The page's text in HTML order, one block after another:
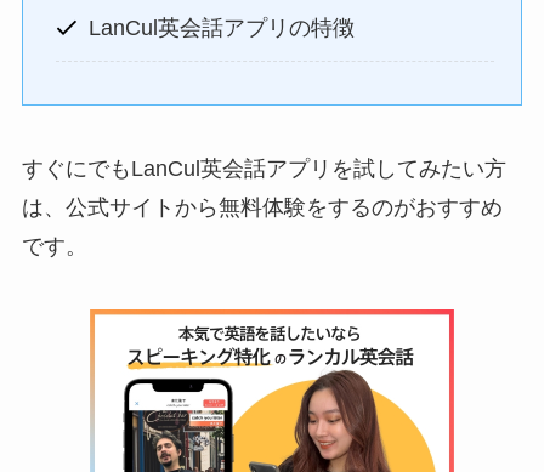
LanCul英会話アプリの特徴
すぐにでもLanCul英会話アプリを試してみたい方
は、公式サイトから無料体験をするのがおすすめ
です。